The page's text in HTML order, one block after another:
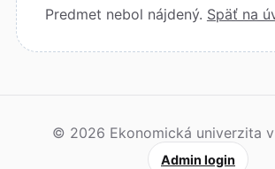
Predmet nebol nájdený. Späť na
© 2026 Ekonomická univerzita
Admin login